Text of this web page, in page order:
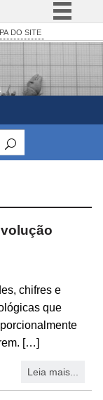
Canais
DO SITE
chifres e
que
[…]
Leia mais...